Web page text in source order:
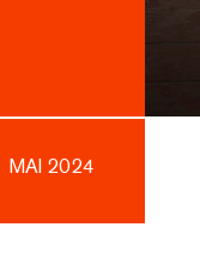
MAI 2024